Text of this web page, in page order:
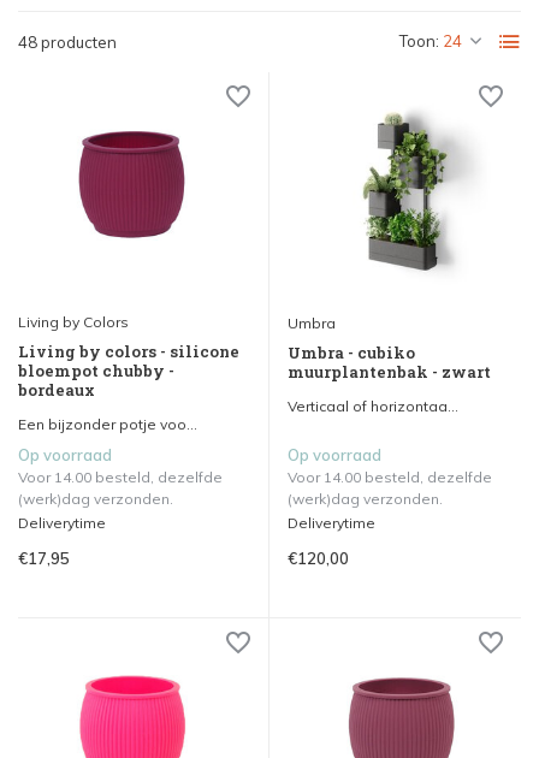
48 producten Toon:
Living by Colors
Living by colors - silicone
bloempot chubby -
bordeaux
Een bijzonder potje voo...
Op voorraad
Voor 14.00 besteld, dezelfde
(werk)dag verzonden.
Deliverytime
€17,95
Umbra
Umbra - cubiko
muurplantenbak - zwart
Verticaal of horizontaa...
Op voorraad
Voor 14.00 besteld, dezelfde
(werk)dag verzonden.
Deliverytime
€120,00